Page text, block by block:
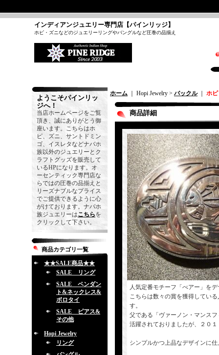
インディアンジュエリー専門店【パインリッジ】
ホピ・ズニなどのジュエリーリングやバングルなど圧巻の品揃え
ようこそパインリッ
ジへ！
当店ホームページをご覧
頂き、誠にありがとう御
座います。こちらはホ
ピ、ズニ、サントドミン
ゴ、イスレタなどナバホ
族以外のジュエリーとク
ラフトグッズを販売して
いるHPになります。オ
ーセンティック専門店な
らではの圧巻の品揃えと
リーズナブルなプライス
でご提供できるように心
がけております。ナバホ
族ジュエリーはこちらを
クリックして下さい。
商品カテゴリ一覧
★★SALE商品★★
SALE リング
SALE ペンダン
ト&ネックレス&
ボロタイ
SALE ピアス&
その他
Hopi Jewelry
リング
ホーム ｜ Hopi Jewelry > バックル｜ ホ
商品詳細
人気定番モチーフ「べアー」を
こちらは数々の賞を獲得してい
す。
父である「ヴァーノン・マンス
活躍されておりましたが、２０
シンプルかつ上品なデザインに